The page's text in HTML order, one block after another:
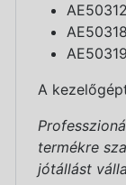
A
termékre
jótállást